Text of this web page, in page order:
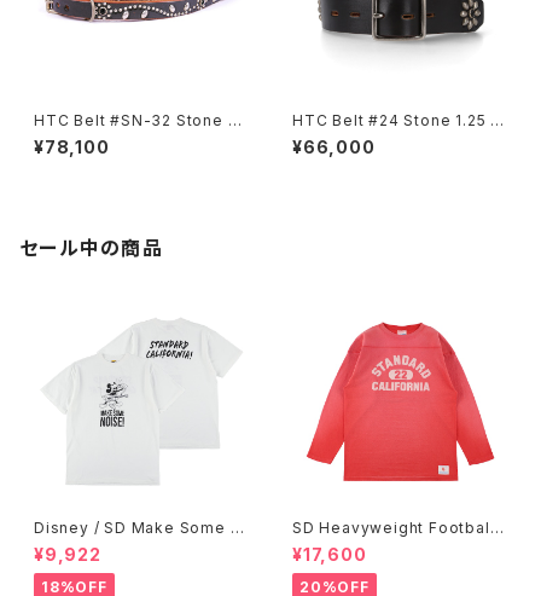
HTC Belt #SN-32 Stone 0.
75
¥78,100
HTC Belt #24 Stone 1.25 W
ith End
¥66,000
セール中の商品
Disney / SD Make Some N
oise T
¥9,922
18%OFF
SD Heavyweight Football
Logo LS T VW
¥17,600
20%OFF